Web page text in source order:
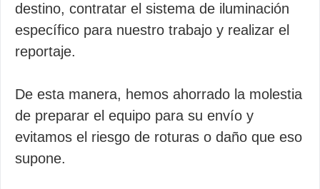
destino, contratar el sistema de iluminación
específico para nuestro trabajo y realizar el
reportaje.
De esta manera, hemos ahorrado la molestia
de preparar el equipo para su envío y
evitamos el riesgo de roturas o daño que eso
supone.